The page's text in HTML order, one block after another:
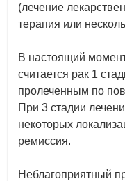
(лечение
терапия или
В настоящий
считается рак 1
пролеченным по
При 3 стадии
некоторых
ремиссия.
Неблагоприятный